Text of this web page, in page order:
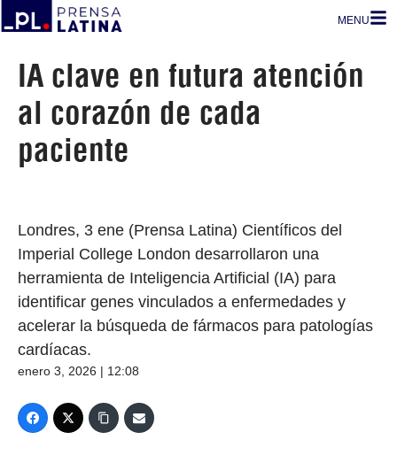
MENU
IA clave en futura atención
al corazón de cada
paciente
Londres, 3 ene (Prensa Latina) Científicos del
Imperial College London desarrollaron una
herramienta de Inteligencia Artificial (IA) para
identificar genes vinculados a enfermedades y
acelerar la búsqueda de fármacos para patologías
cardíacas.
enero 3, 2026 | 12:08